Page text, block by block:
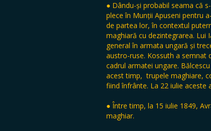
● Dându-și probabil seama că
plece în Munții Apuseni pentru
de partea lor, în contextul
maghiară cu dezintegrarea. Lui
general în armata ungară și
austro-ruse. Kossuth a semnat
cadrul armatei ungare.
acest timp, trupele maghiare,
fiind înfrânte. La 22 iulie
● Între timp, la 15 iulie 1849,
maghiar.